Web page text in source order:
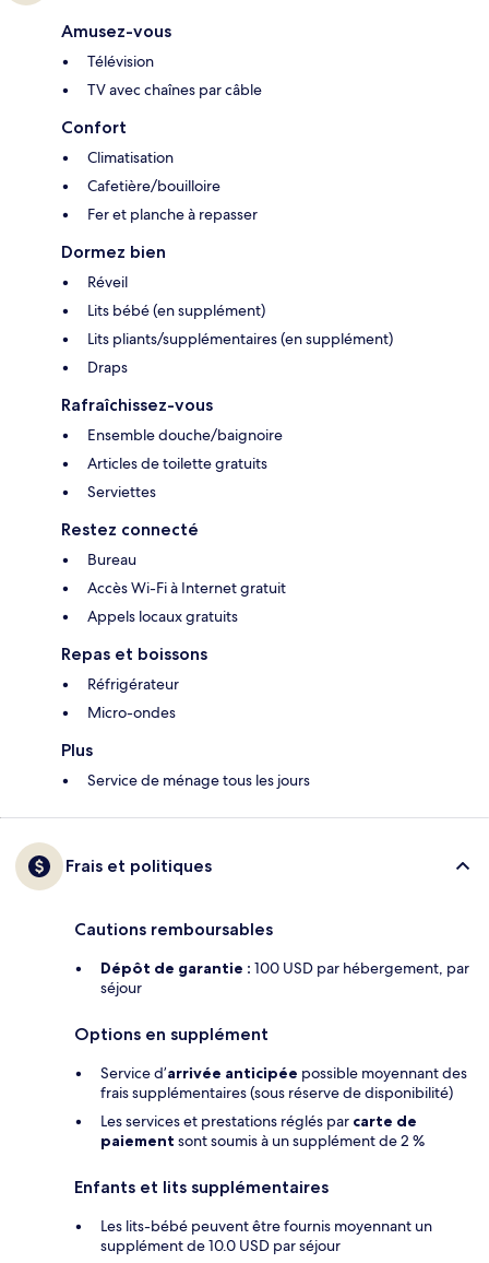
Amusez-vous
Télévision
TV avec chaînes par câble
Confort
Climatisation
Cafetière/bouilloire
Fer et planche à repasser
Dormez bien
Réveil
Lits bébé (en supplément)
Lits pliants/supplémentaires (en supplément)
Draps
Rafraîchissez-vous
Ensemble douche/baignoire
Articles de toilette gratuits
Serviettes
Restez connecté
Bureau
Accès Wi-Fi à Internet gratuit
Appels locaux gratuits
Repas et boissons
Réfrigérateur
Micro-ondes
Plus
Service de ménage tous les jours
Frais et politiques
Cautions remboursables
Dépôt de garantie : 100 USD par hébergement, par
séjour
Options en supplément
Service d’arrivée anticipée possible moyennant des
frais supplémentaires (sous réserve de disponibilité)
Les services et prestations réglés par carte de
paiement sont soumis à un supplément de 2 %
Enfants et lits supplémentaires
Les lits-bébé peuvent être fournis moyennant un
supplément de 10.0 USD par séjour